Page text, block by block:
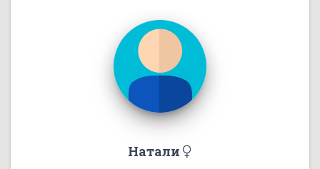
Натали